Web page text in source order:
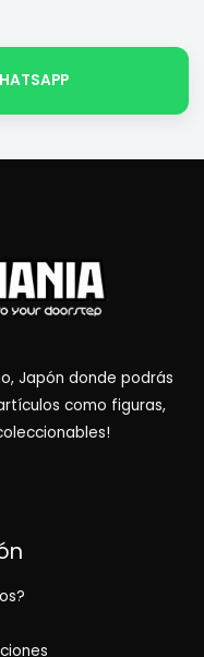
Japón donde podrás
como figuras,